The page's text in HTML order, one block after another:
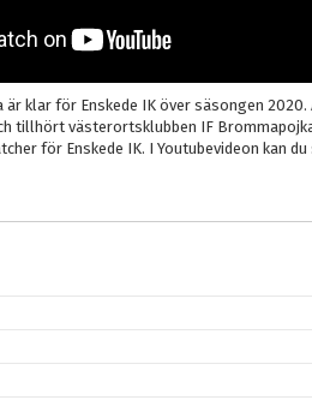
är klar för Enskede IK över säsongen
tillhört västerortsklubben IF
för Enskede IK. I Youtubevideon kan